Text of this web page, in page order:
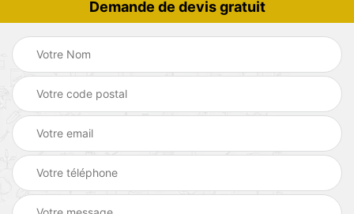
Demande de devis gratuit